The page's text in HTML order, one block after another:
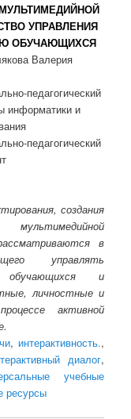
УПРАВЛЕНИЯ
ОБУЧАЮЩИХСЯ
Валерия
педагогический
информатики и
педагогический
создания
мультимедийной
в
управлять
обучающихся и
личностные и
активной
, интерактивность.,
диалог,
учебные
ресурсы